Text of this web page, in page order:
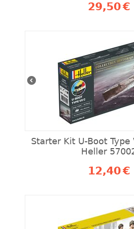
29,50€
Starter Kit U-Boot Type
Heller
12,40€